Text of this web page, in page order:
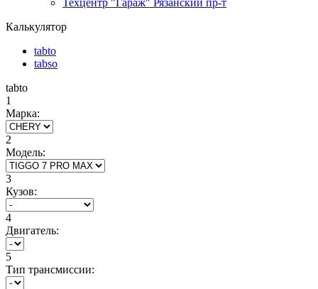
Техцентр "Гараж" Рязанский пр-т
Калькулятор
tabto
tabso
tabto
1
Марка:
2
Модель:
3
Кузов:
4
Двигатель:
5
Тип трансмиссии: